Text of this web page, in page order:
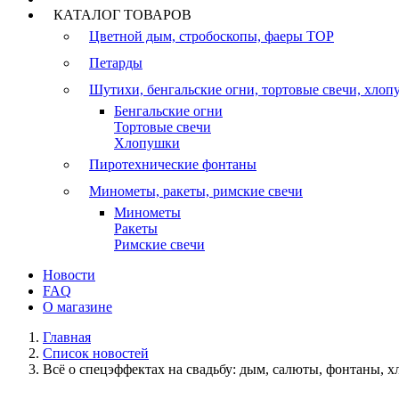
КАТАЛОГ ТОВАРОВ
Цветной дым, стробоскопы, фаеры TOP
Петарды
Шутихи, бенгальские огни, тортовые свечи,
Бенгальские огни
Тортовые свечи
Хлопушки
Пиротехнические фонтаны
Минометы, ракеты, римские свечи
Минометы
Ракеты
Римские свечи
Новости
FAQ
О магазине
Главная
Список новостей
Всё о спецэффектах на свадьбу: дым, салюты, фонтаны,